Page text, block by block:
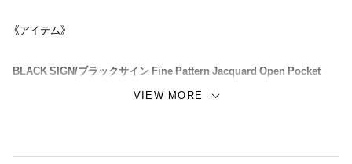
《アイテム》
BLACK SIGN/ブラックサイン Fine Pattern Jacquard Open Pocket
VIEW MORE